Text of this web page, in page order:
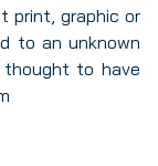
print, graphic or
to an unknown
to have